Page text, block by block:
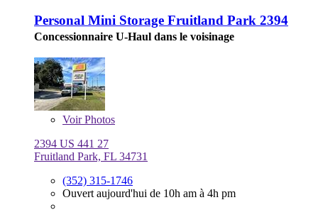
Personal Mini Storage Fruitland Park 2394
Concessionnaire U-Haul dans le voisinage
VoirPhotos
2394 US 441 27
Fruitland Park, FL 34731
(352) 315-1746
Ouvert aujourd'hui de 10h am à 4h pm